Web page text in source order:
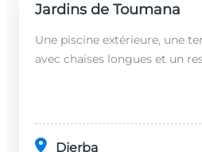
Jardins de Toumana
Une piscine extérieure, une
avec chaises longues et un
Djerba